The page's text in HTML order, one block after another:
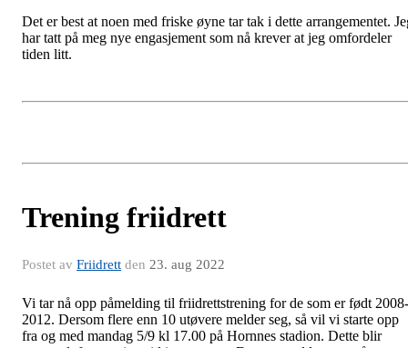
Det er best at noen med friske øyne tar tak i dette arrangementet.
har tatt på meg nye engasjement som nå krever at jeg omfordeler
tiden litt.
Trening friidrett
Postet av Friidrett den 23. aug 2022
Vi tar nå opp påmelding til friidrettstrening for de som er født 2008-
2012. Dersom flere enn 10 utøvere melder seg, så vil vi starte opp
fra og med mandag 5/9 kl 17.00 på Hornnes stadion. Dette blir